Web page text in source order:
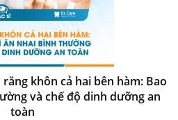
răng khôn cả hai bên hàm: Bao
và chế độ dinh dưỡng an
toàn